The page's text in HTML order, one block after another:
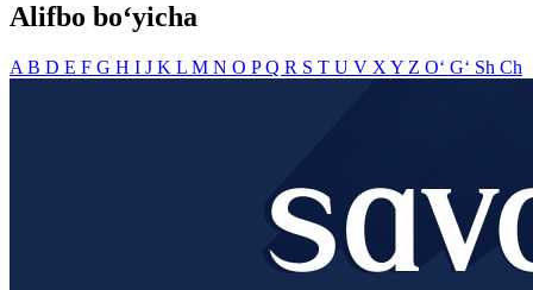
Alifbo bo‘yicha
A B D E F G H I J K L M N O PQ R S T U V X Y Z O‘ G‘ Sh Ch